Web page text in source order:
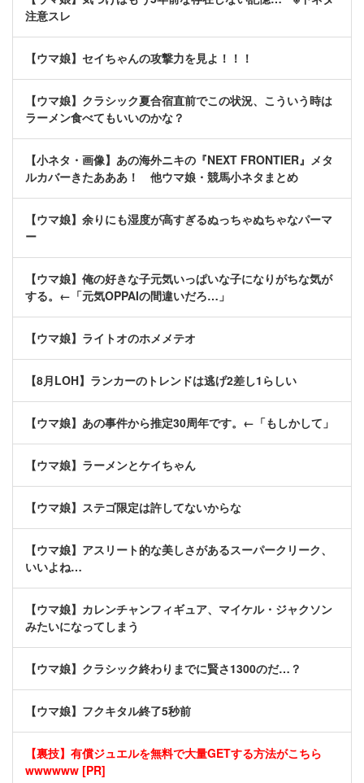
注意スレ
【ウマ娘】セイちゃんの攻撃力を見よ！！！
【ウマ娘】クラシック夏合宿直前でこの状況、こういう時は
ラーメン食べてもいいのかな？
【小ネタ・画像】あの海外ニキの『NEXT FRONTIER』メタ
ルカバーきたあああ！ 他ウマ娘・競馬小ネタまとめ
【ウマ娘】余りにも湿度が高すぎるぬっちゃぬちゃなパーマ
ー
【ウマ娘】俺の好きな子元気いっぱいな子になりがちな気が
する。←「元気OPPAIの間違いだろ…」
【ウマ娘】ライトオのホメメテオ
【8月LOH】ランカーのトレンドは逃げ2差し1らしい
【ウマ娘】あの事件から推定30周年です。←「もしかして」
【ウマ娘】ラーメンとケイちゃん
【ウマ娘】ステゴ限定は許してないからな
【ウマ娘】アスリート的な美しさがあるスーパークリーク、
いいよね…
【ウマ娘】カレンチャンフィギュア、マイケル・ジャクソン
みたいになってしまう
【ウマ娘】クラシック終わりまでに賢さ1300のだ…？
【ウマ娘】フクキタル終了5秒前
【裏技】有償ジュエルを無料で大量GETする方法がこちら
wwwwww [PR]